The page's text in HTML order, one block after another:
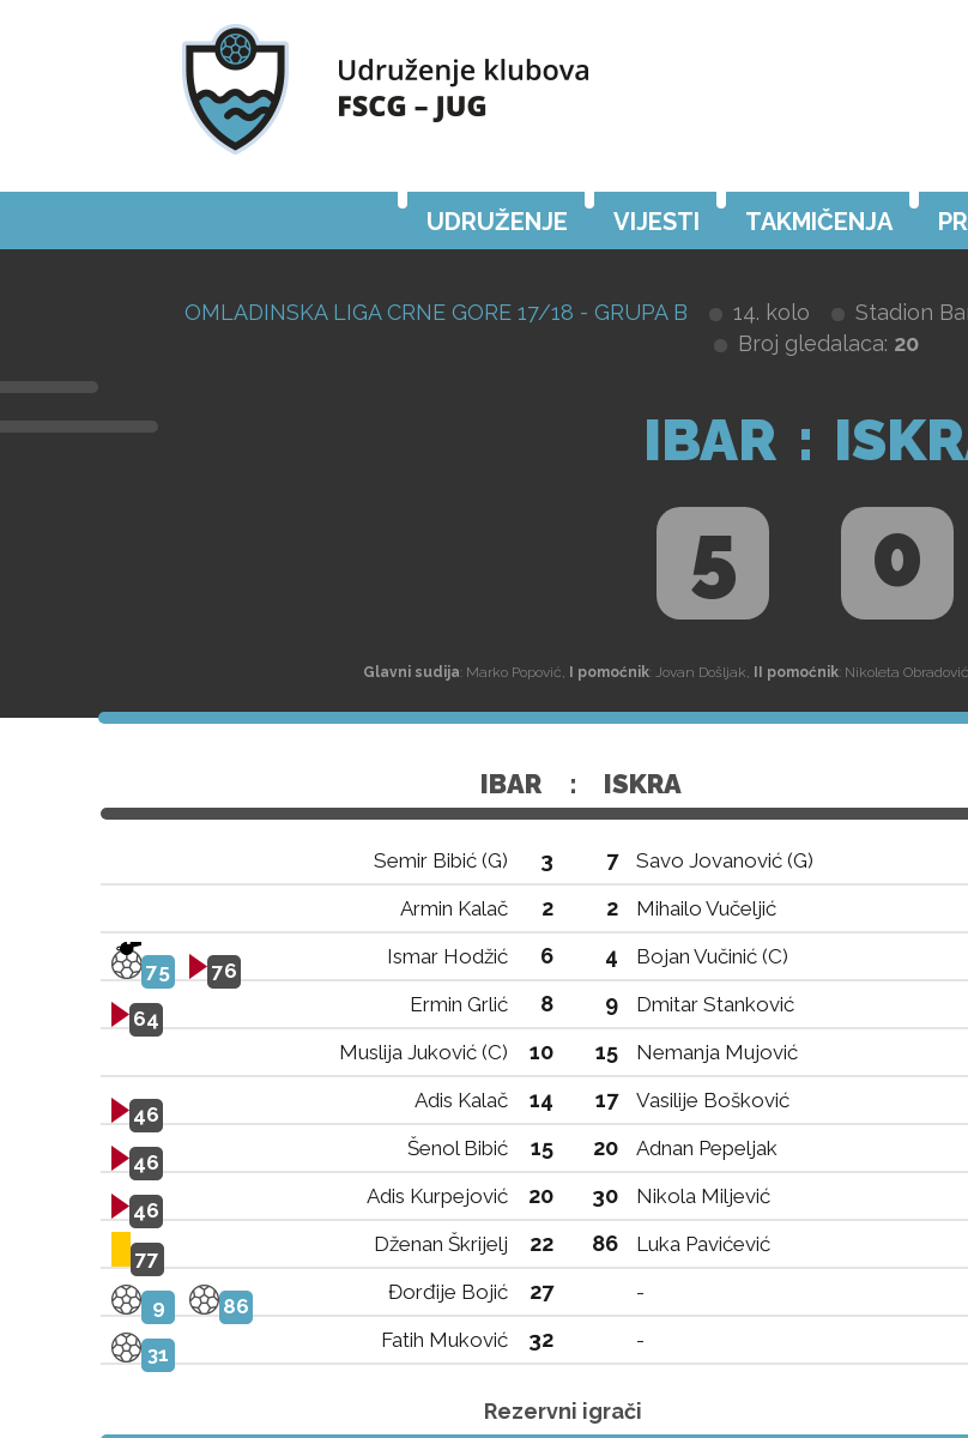
UDRUŽENJE VIJESTI TAKMIČENJA
OMLADINSKA LIGA CRNE GORE 17/18 - GRUPA B 14. kolo Stadion
Broj gledalaca: 20
IBAR :
5 0
Glavni sudija: Marko Popović, I pomoćnik: Jovan Došljak, II pomoćnik: Nikoleta
IBAR : ISKRA
Semir Bibić (G) 3 7
Savo Jovanović (G)
Armin Kalač
2 2 Mihailo Vučeljić
75 76
Ismar Hodžić 6 4 Bojan Vučinić (C)
64
Ermin Grlić 8 9
Dmitar Stanković
Muslija Juković (C)
10 15 Nemanja Mujović
46
Adis Kalač 14 17 Vasilije Bošković
46
Šenol Bibić 15 20 Adnan Pepeljak
46
Adis Kurpejović 20 30 Nikola Miljević
77
Dženan Škrijelj 22 86 Luka Pavićević
9 86
Đorđije Bojić 27 -
31
Fatih Muković 32 -
Rezervni igrači